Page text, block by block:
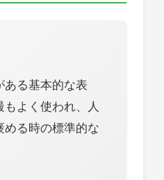
ある基本的な表
よく使われ、人
める時の標準的な